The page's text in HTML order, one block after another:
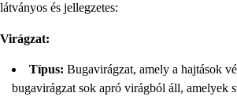
látványos és jellegzetes:
Virágzat:
Típus: Bugavirágzat, amely a hajtások
bugavirágzat sok apró virágból áll, amelyek